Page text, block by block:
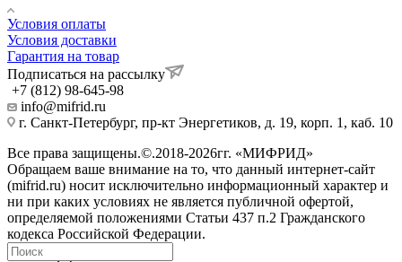
Условия оплаты
Условия доставки
Гарантия на товар
Подписаться на рассылку
+7 (812) 98-645-98
info@mifrid.ru
г. Санкт-Петербург, пр-кт Энергетиков, д. 19, корп. 1, каб. 10
Все права защищены.©.2018-2026гг. «МИФРИД»
Обращаем ваше внимание на то, что данный интернет-сайт
(mifrid.ru) носит исключительно информационный характер и
ни при каких условиях не является публичной офертой,
определяемой положениями Статьи 437 п.2 Гражданского
кодекса Российской Федерации.